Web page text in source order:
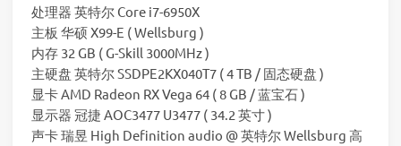
处理器 英特尔 Core i7-6950X
主板 华硕 X99-E ( Wellsburg )
内存 32 GB ( G-Skill 3000MHz )
主硬盘 英特尔 SSDPE2KX040T7 ( 4 TB / 固态硬盘 )
显卡 AMD Radeon RX Vega 64 ( 8 GB / 蓝宝石 )
显示器 冠捷 AOC3477 U3477 ( 34.2 英寸 )
声卡 瑞昱 High Definition audio @ 英特尔 Wellsburg 高